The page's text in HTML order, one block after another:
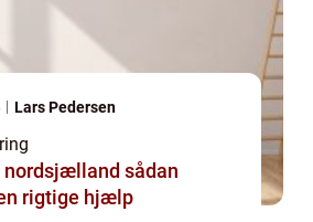
Lars Pedersen
sådan
rigtige hjælp